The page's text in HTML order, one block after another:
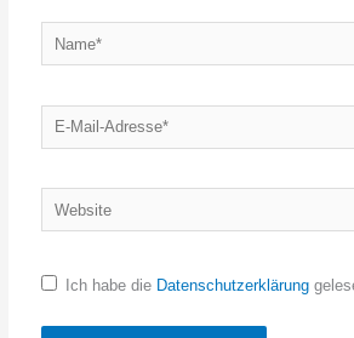
Name*
E-
Mail-
Website
Ich habe die Datenschutzerklärung